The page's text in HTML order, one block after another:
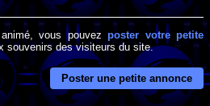
vous pouvezposter votre petite
souvenirs des visiteurs du site.
Poster une petite annonce